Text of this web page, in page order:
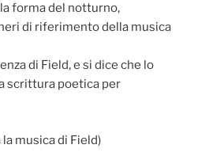
forma del notturno,
di riferimento della musica
di Field, e si dice che lo
scrittura poetica per
musica di Field)